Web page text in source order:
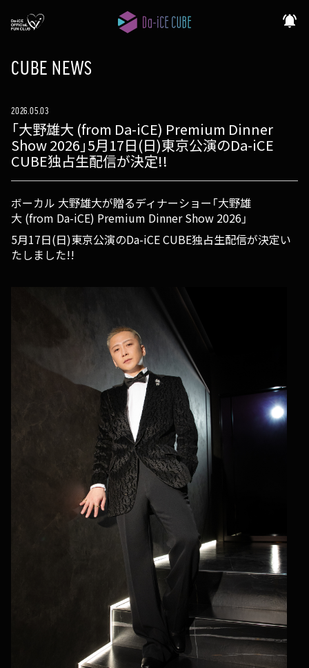
notifications_active
CUBE NEWS
2026.05.03
「大野雄大 (from Da-iCE) Premium Dinner
Show 2026」5月17日(日)東京公演のDa-iCE
CUBE独占生配信が決定!!
ボーカル 大野雄大が贈るディナーショー「大野雄
大 (from Da-iCE) Premium Dinner Show 2026」
5月17日(日)東京公演のDa-iCE CUBE独占生配信が決定い
たしました!!